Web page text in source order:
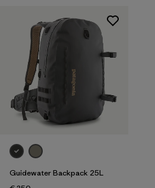
Filtrar por
Color
Filtrar por
Features
Filtrar por
Materials & Our Footprint
Guidewater Backpack 25L